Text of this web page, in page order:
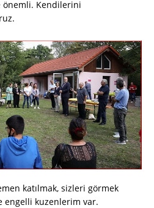
önemli. Kendilerini
katılmak, sizleri görmek
engelli kuzenlerim var.